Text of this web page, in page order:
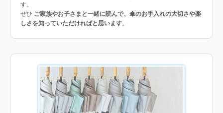
す。
ぜひ ご家族やお子さまと一緒に読んで、傘のお手入れの大切さや楽
しさを知っていただければと思います。